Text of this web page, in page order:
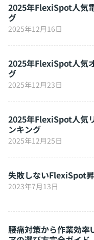
2025年FlexiSpot人気
グ
2025年12月16日
2025年FlexiSpot人気
グ
2025年12月23日
2025年FlexiSpot人気
ンキング
2025年12月25日
失敗しないFlexiSpot
2023年7月13日
腰痛対策から作業効率